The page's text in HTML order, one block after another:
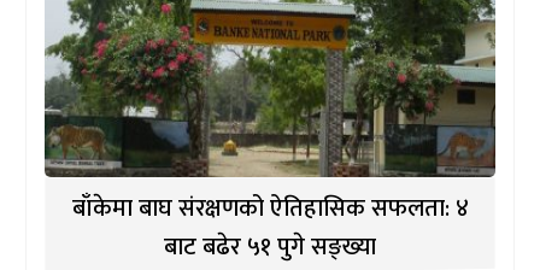
बाँकेमा बाघ संरक्षणको ऐतिहासिक सफलता: ४
बाट बढेर ५१ पुगे सङ्ख्या